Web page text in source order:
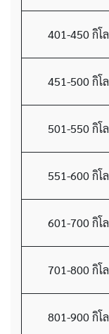
401-450 กิโล
451-500 กิโล
501-550 กิโล
551-600 กิโล
601-700 กิโล
701-800 กิโล
801-900 กิโล